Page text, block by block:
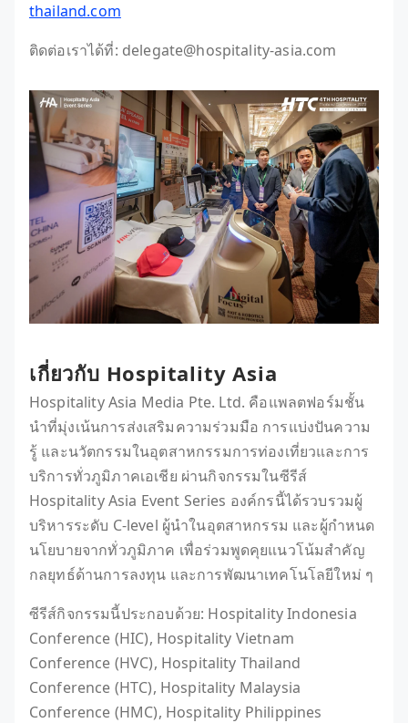
thailand.com
ติดต่อเราได้ที่: delegate@hospitality-asia.com
เกี่ยวกับ Hospitality Asia
Hospitality Asia Media Pte. Ltd. คือแพลตฟอร์มชั้น
นำที่มุ่งเน้นการส่งเสริมความร่วมมือ การแบ่งปันความ
รู้ และนวัตกรรมในอุตสาหกรรมการท่องเที่ยวและการ
บริการทั่วภูมิภาคเอเชีย ผ่านกิจกรรมในซีรีส์
Hospitality Asia Event Series องค์กรนี้ได้รวบรวมผู้
บริหารระดับ C-level ผู้นำในอุตสาหกรรม และผู้กำหนด
นโยบายจากทั่วภูมิภาค เพื่อร่วมพูดคุยแนวโน้มสำคัญ
กลยุทธ์ด้านการลงทุน และการพัฒนาเทคโนโลยีใหม่ ๆ
ซีรีส์กิจกรรมนี้ประกอบด้วย: Hospitality Indonesia
Conference (HIC), Hospitality Vietnam
Conference (HVC), Hospitality Thailand
Conference (HTC), Hospitality Malaysia
Conference (HMC), Hospitality Philippines